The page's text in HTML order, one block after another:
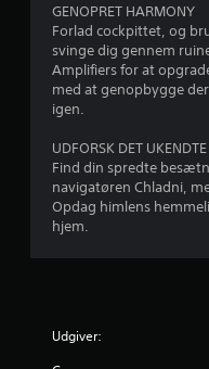
GENOPRET HARMONY
Forlad cockpittet, og
svinge dig gennem
Amplifiers for at
med at genopbygge
igen.
UDFORSK DET UKENDTE
Find din spredte
navigatøren Chladni,
Opdag himlens
hjem.
Udgiver: